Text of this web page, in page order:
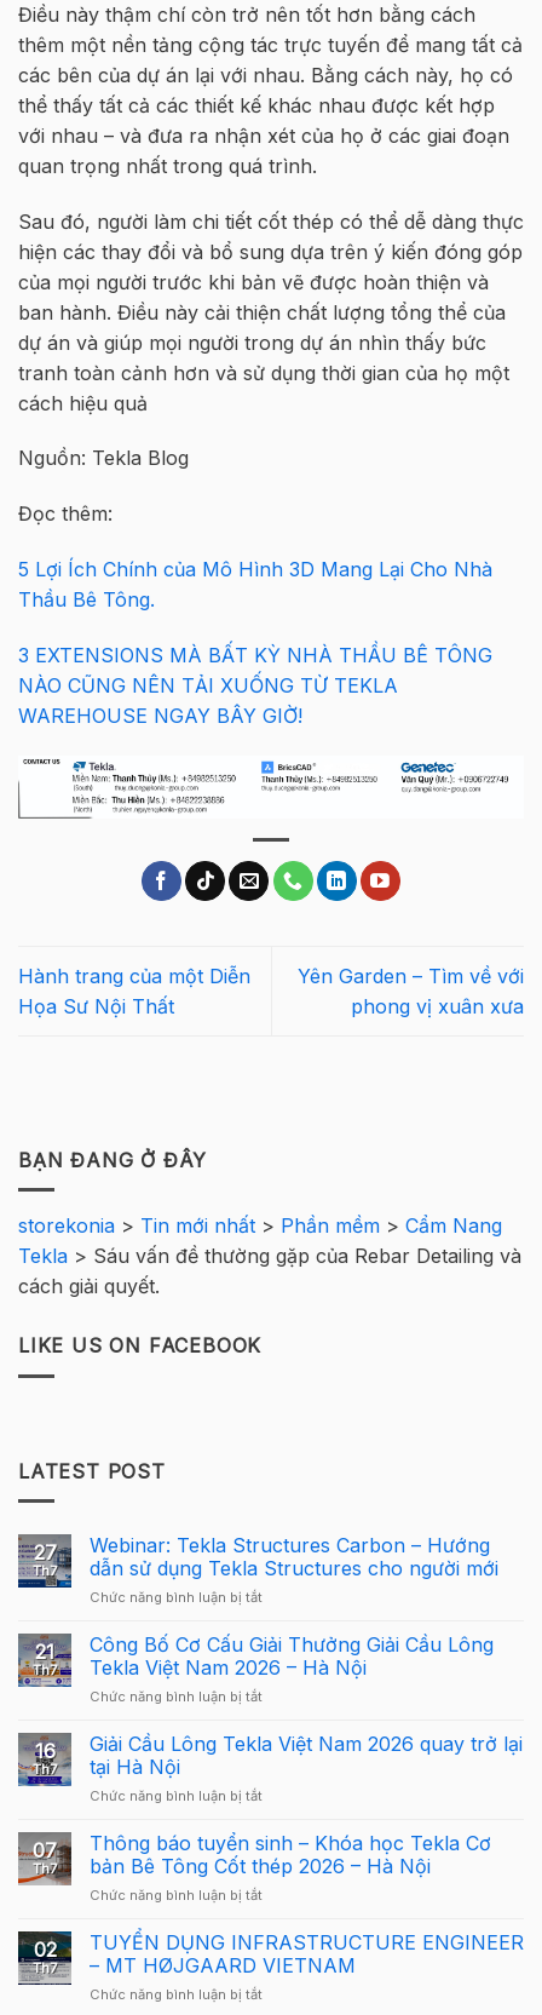
Điều này thậm chí còn trở nên tốt hơn bằng cách
thêm một nền tảng cộng tác trực tuyến để mang tất cả
các bên của dự án lại với nhau. Bằng cách này, họ có
thể thấy tất cả các thiết kế khác nhau được kết hợp
với nhau – và đưa ra nhận xét của họ ở các giai đoạn
quan trọng nhất trong quá trình.
Sau đó, người làm chi tiết cốt thép có thể dễ dàng thực
hiện các thay đổi và bổ sung dựa trên ý kiến đóng góp
của mọi người trước khi bản vẽ được hoàn thiện và
ban hành. Điều này cải thiện chất lượng tổng thể của
dự án và giúp mọi người trong dự án nhìn thấy bức
tranh toàn cảnh hơn và sử dụng thời gian của họ một
cách hiệu quả
Nguồn: Tekla Blog
Đọc thêm:
5 Lợi Ích Chính của Mô Hình 3D Mang Lại Cho Nhà
Thầu Bê Tông.
3 EXTENSIONS MÀ BẤT KỲ NHÀ THẦU BÊ TÔNG
NÀO CŨNG NÊN TẢI XUỐNG TỪ TEKLA
WAREHOUSE NGAY BÂY GIỜ!
Hành trang của một Diễn
Họa Sư Nội Thất
Yên Garden – Tìm về với
phong vị xuân xưa
BẠN ĐANG Ở ĐÂY
storekonia > Tin mới nhất > Phần mềm > Cẩm Nang
Tekla > Sáu vấn đề thường gặp của Rebar Detailing và
cách giải quyết.
LIKE US ON FACEBOOK
LATEST POST
27
Th7
Webinar: Tekla Structures Carbon – Hướng
dẫn sử dụng Tekla Structures cho người mới
Chức năng bình luận bị tắtở
Tekla
Structures
Carbon
–
dẫn
Tekla
cho
người
21
Th7
Công Bố Cơ Cấu Giải Thưởng Giải Cầu Lông
Tekla Việt Nam 2026 – Hà Nội
Chức năng bình luận bị tắtở
Bố
Giải
Giải
Cầu
Lông
Tekla
Nam
2026
Hà
16
Th7
Giải Cầu Lông Tekla Việt Nam 2026 quay trở lại
tại Hà Nội
Chức năng bình luận bị tắtở
Cầu
Lông
Tekla
Việt
2026
quay
lại
07
Th7
Thông báo tuyển sinh – Khóa học Tekla Cơ
bản Bê Tông Cốt thép 2026 – Hà Nội
Chức năng bình luận bị tắtở
báo
tuyển
sinh
–
02
Th7
TUYỂN DỤNG INFRASTRUCTURE ENGINEER
– MT HØJGAARD VIETNAM
Chức năng bình luận bị tắtở